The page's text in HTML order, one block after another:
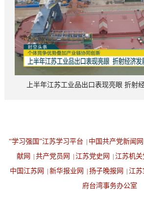
上半年江苏工业品出口表现亮眼 折射
“学习强国”江苏学习平台 中国共产党新闻网
献网
共产党员网 江苏党史网 江苏机关
中国江苏网
新华报业网 扬子晚报网 江苏
府台湾事务办公室